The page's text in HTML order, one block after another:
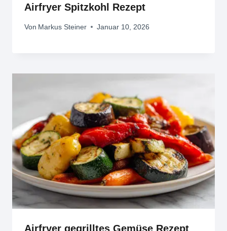
Airfryer Spitzkohl Rezept
Von Markus Steiner Januar 10, 2026
Airfryer gegrilltes Gemüse Rezept